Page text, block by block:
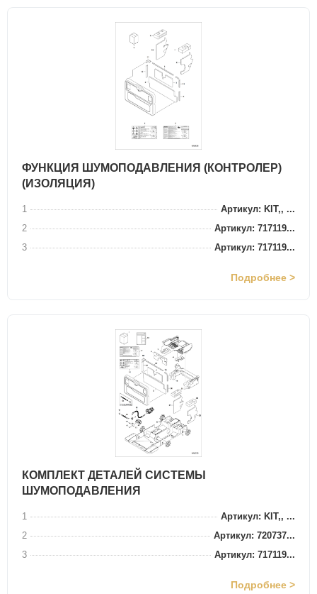
ФУНКЦИЯ ШУМОПОДАВЛЕНИЯ (КОНТРОЛЕР)
(ИЗОЛЯЦИЯ)
1
Артикул: KIT,, ...
2
Артикул: 717119...
3
Артикул: 717119...
Подробнее >
КОМПЛЕКТ ДЕТАЛЕЙ СИСТЕМЫ
ШУМОПОДАВЛЕНИЯ
1
Артикул: KIT,, ...
2
Артикул: 720737...
3
Артикул: 717119...
Подробнее >